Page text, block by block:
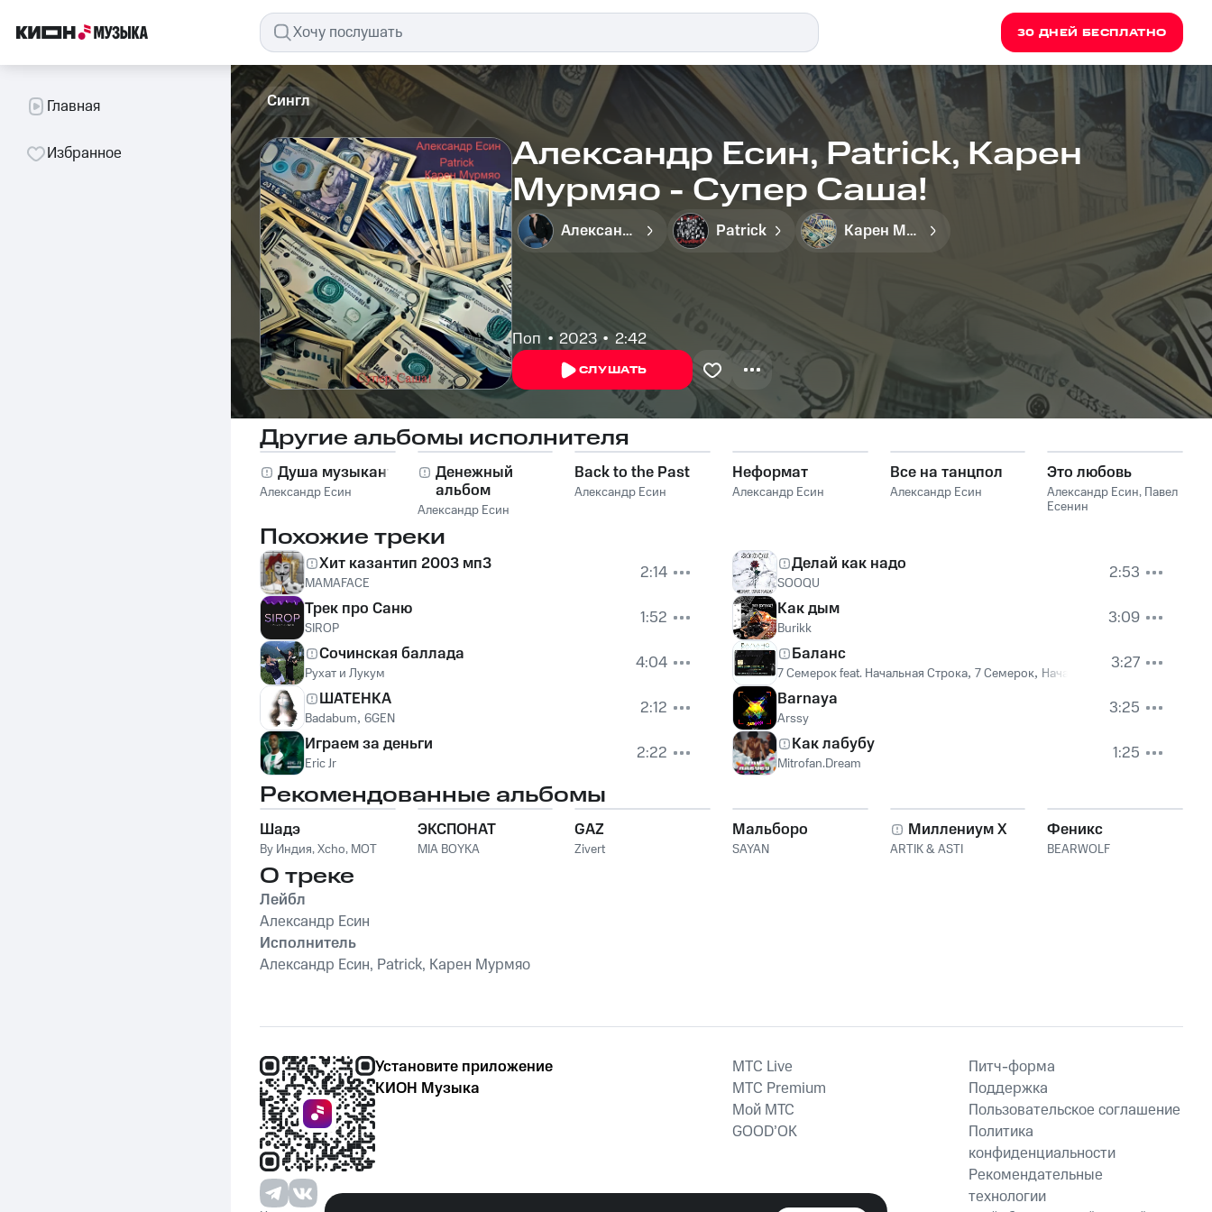
30 ДНЕЙ БЕСПЛАТНО
Главная
Избранное
Сингл
Александр Есин, Patrick, Карен
Мурмяо - Супер Саша!
Александр Есин Patrick Карен Мурмяо
Поп 2023 2:42
СЛУШАТЬ
Другие альбомы исполнителя
Душа музыканта
Александр Есин
Денежный
альбом
Александр Есин
Back to the Past
Александр Есин
Неформат
Александр Есин
Все на танцпол
Александр Есин
Это любовь
Александр Есин, Павел
Есенин
Похожие треки
Хит казантип 2003 мп3
MAMAFACE
2:14
Трек про Саню
SIROP
1:52
Сочинская баллада
Рухат и Лукум
4:04
ШАТЕНКА
Badabum, 6GEN
2:12
Играем за деньги
Eric Jr 2:22
Делай как надо
SOOQU
2:53
Как дым
Burikk
3:09
Баланс
7 Семерок feat. Начальная Строка, 7 Семерок, Начальная Строка
3:27
Barnaya
Arssy
3:25
Как лабубу
Mitrofan.Dream 1:25
Рекомендованные альбомы
Шадэ
By Индия,Xcho, MOT
ЭКСПОНАТ
MIA BOYKA
GAZ
Zivert
Мальборо
SAYAN
Миллениум X
ARTIK & ASTI
Феникс
BEARWOLF
О треке
Лейбл
Александр Есин
Исполнитель
Александр Есин, Patrick, Карен Мурмяо
Установите приложение
КИОН Музыка
MTС Live
MTС Premium
Мой МТС
GOOD’OK
Питч-форма
Поддержка
Пользовательское соглашение
Политика
конфиденциальности
Рекомендательные
технологии